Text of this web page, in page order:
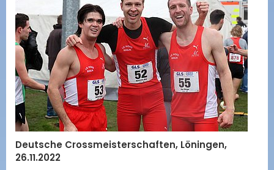
Deutsche Crossmeisterschaften, Löningen,
26.11.2022